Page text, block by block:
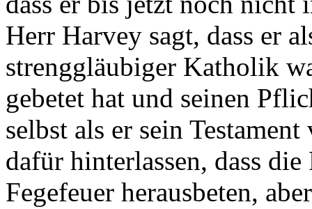
Herr Harvey sagt, dass er
strenggläubiger Katholik
gebetet hat und seinen
selbst als er sein
dafür hinterlassen, dass
Fegefeuer herausbeten,